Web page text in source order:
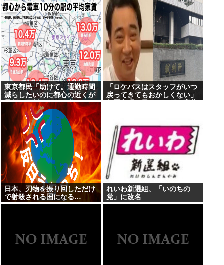
東京都民「助けて。通勤時間
減らしたいのに都心の近くが
最低10万払わないと住めない
の」
「ロケバスはスタッフがいつ
戻ってきてもおかしくない」
無罪主張の元ジャンポケ斉藤
日本、刃物を振り回しただけ
で射殺される国になる…
れいわ新選組、「いのちの
党」に改名